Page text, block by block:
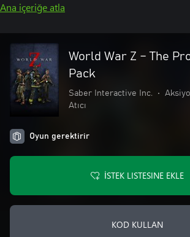
Ana içeriğe atla
World War Z – The
Pack
Saber Interactive Inc. •
Atıcı
Oyun gerektirir
İSTEK LISTESINE EKLE
KOD KULLAN